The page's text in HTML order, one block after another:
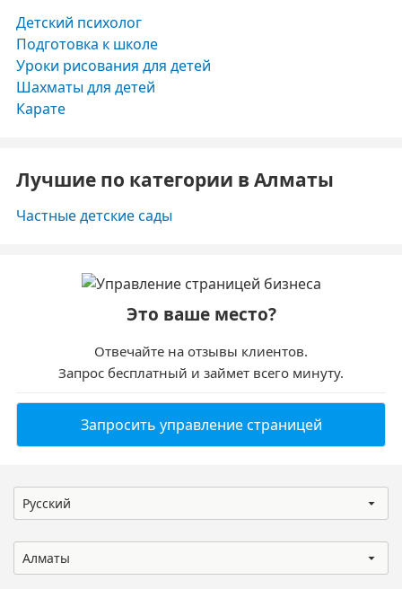
Детский психолог
Подготовка к школе
Уроки рисования для детей
Шахматы для детей
Карате
Лучшие по категории в Алматы
Частные детские сады
Это ваше место?
Отвечайте на отзывы клиентов.
Запрос бесплатный и займет всего минуту.
Запросить управление страницей
Русский
Алматы